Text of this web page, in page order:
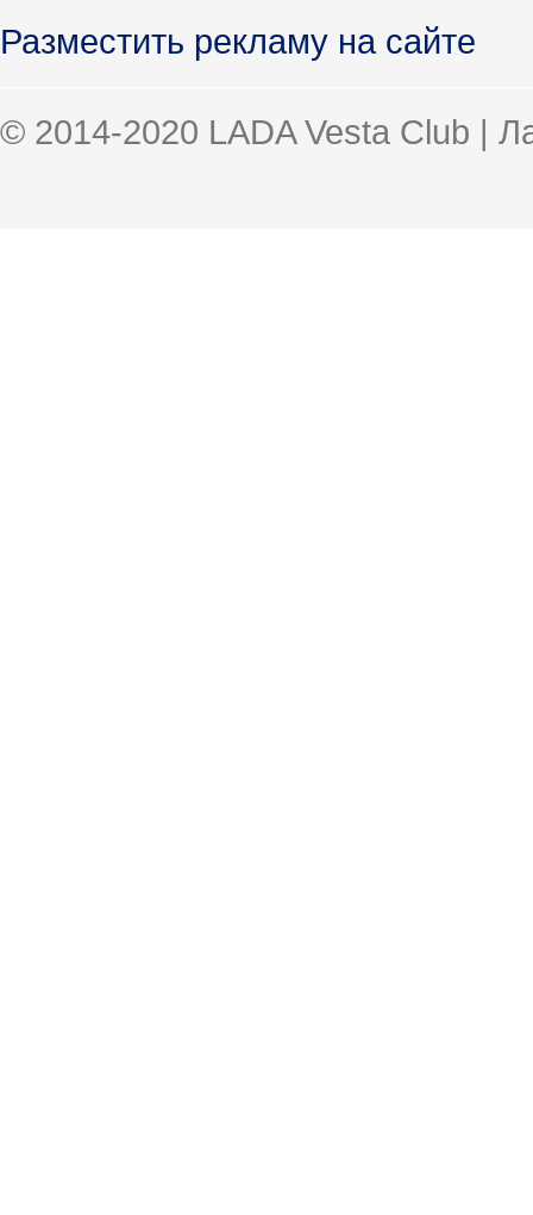
Разместить рекламу на сайте
© 2014-2020 LADA Vesta Club |